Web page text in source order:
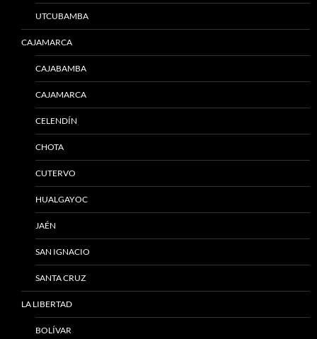
UTCUBAMBA
CAJAMARCA
CAJABAMBA
CAJAMARCA
CELENDÍN
CHOTA
CUTERVO
HUALGAYOC
JAÉN
SAN IGNACIO
SANTA CRUZ
LA LIBERTAD
BOLÍVAR